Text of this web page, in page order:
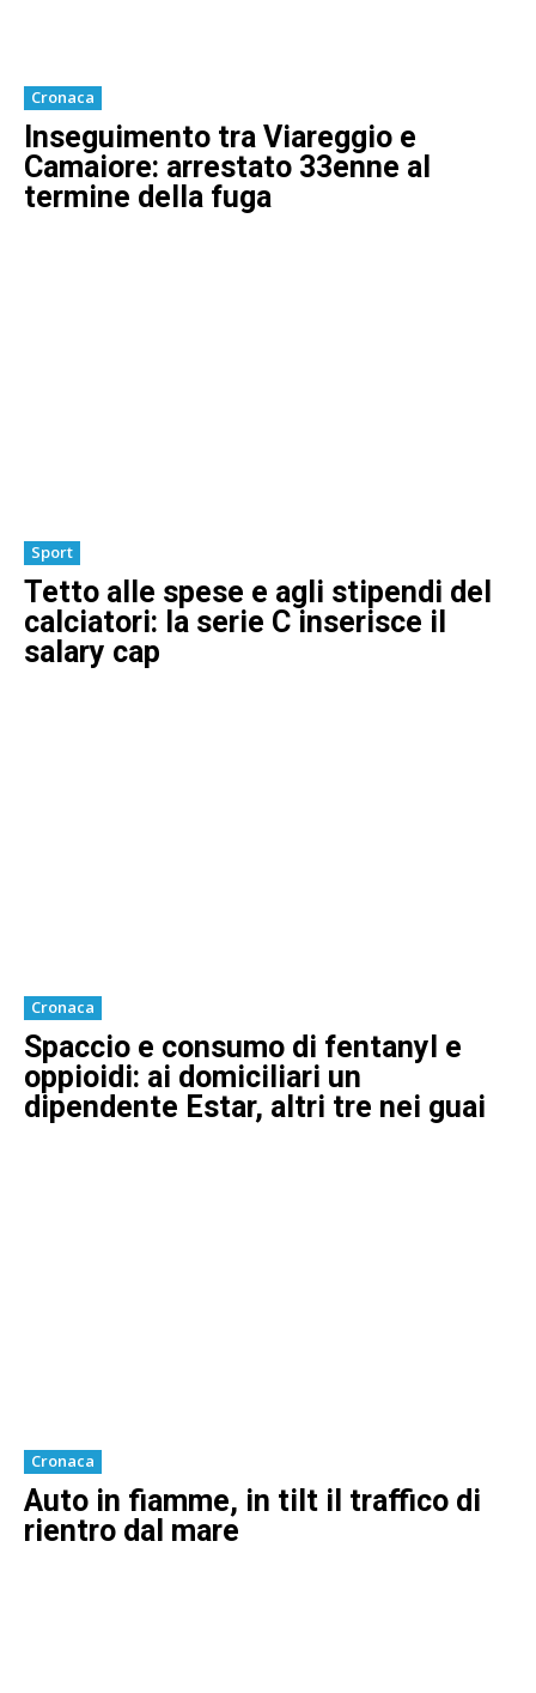
Cronaca
Inseguimento tra Viareggio e
Camaiore: arrestato 33enne al
termine della fuga
Sport
Tetto alle spese e agli stipendi del
calciatori: la serie C inserisce il
salary cap
Cronaca
Spaccio e consumo di fentanyl e
oppioidi: ai domiciliari un
dipendente Estar, altri tre nei guai
Cronaca
Auto in fiamme, in tilt il traffico di
rientro dal mare